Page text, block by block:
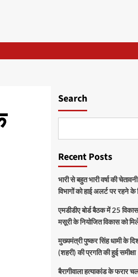
Search
Recent Posts
भारी से बहुत भारी वर्षा की
विभागों को हाई अलर्ट पर रहने के
एमडीडीए बोर्ड बैठक में 25
मसूरी के नियोजित विकास को
मुख्यमंत्री पुष्कर सिंह धामी के
(शहरी) की प्रगति की हुई समीक्षा
बैरागीवाला हत्याकांड के फरार